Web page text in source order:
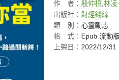
作 者： 殷仲桓 林凌
出版社： 財經錢線
類
別： 心靈勵志
格
式： Epub 流動版
上架日： 2022/12/31